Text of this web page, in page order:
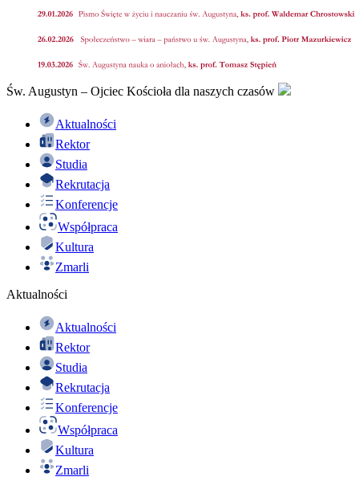
Św. Augustyn – Ojciec Kościoła dla naszych czasów
Aktualności
Rektor
Studia
Rekrutacja
Konferencje
Współpraca
Kultura
Zmarli
Aktualności
Aktualności
Rektor
Studia
Rekrutacja
Konferencje
Współpraca
Kultura
Zmarli